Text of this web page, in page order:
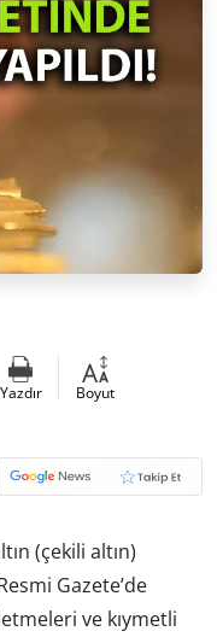
Yazdır Boyut
(çekili altın)
Gazete’de
ve kıymetli